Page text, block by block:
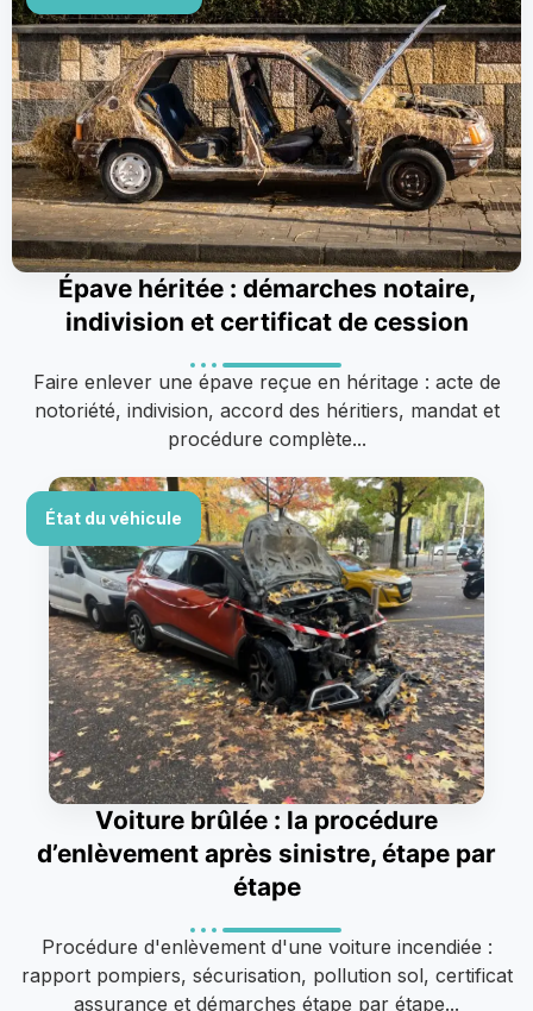
Épave héritée : démarches notaire,
indivision et certificat de cession
Faire enlever une épave reçue en héritage : acte de
notoriété, indivision, accord des héritiers, mandat et
procédure complète...
État du véhicule
Voiture brûlée : la procédure
d’enlèvement après sinistre, étape par
étape
Procédure d'enlèvement d'une voiture incendiée :
rapport pompiers, sécurisation, pollution sol, certificat
assurance et démarches étape par étape...